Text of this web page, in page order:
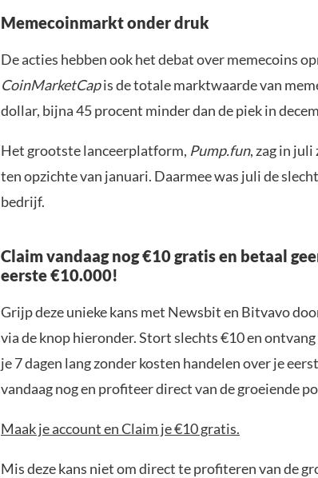
Memecoinmarkt onder druk
De acties hebben ook het debat over memecoins
CoinMarketCapis de totale marktwaarde van
dollar, bijna 45 procent minder dan de piek in
Het grootste lanceerplatform, Pump.fun, zag in
ten opzichte van januari. Daarmee was juli de
bedrijf.
Claim vandaag nog €10 gratis en betaal
eerste €10.000!
Grijp deze unieke kans met Newsbit en Bitvavo
via de knop hieronder. Stort slechts €10 en
je 7 dagen lang zonder kosten handelen over je
vandaag nog en profiteer direct van de groeiende
Maak je account en Claim je €10 gratis.
Mis deze kans niet om direct te profiteren van de